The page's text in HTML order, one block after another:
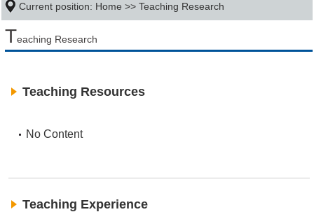
Current position: Home >>Teaching Research
Teaching Research
Teaching Resources
No Content
Teaching Experience